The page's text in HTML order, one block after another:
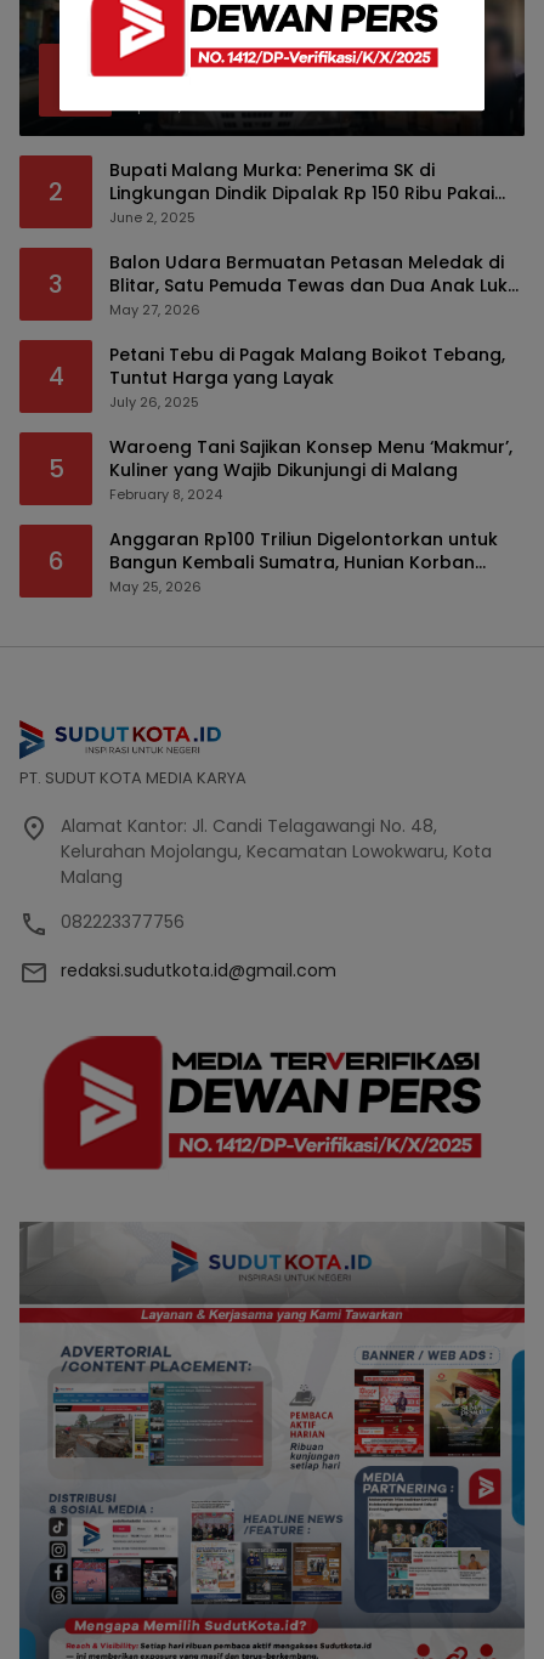
Bea Cukai Malang Sita 172 Ribu Batang
Rokok Ilegal Bermodus Kemasan Sabun
April 22, 2026
2
Bupati Malang Murka: Penerima SK di
Lingkungan Dindik Dipalak Rp 150 Ribu Pakai
Modus Tumpengan, KPK Turut Pantau
June 2, 2025
3
Balon Udara Bermuatan Petasan Meledak di
Blitar, Satu Pemuda Tewas dan Dua Anak Luka
Serius
May 27, 2026
4
Petani Tebu di Pagak Malang Boikot Tebang,
Tuntut Harga yang Layak
July 26, 2025
5
Waroeng Tani Sajikan Konsep Menu ‘Makmur’,
Kuliner yang Wajib Dikunjungi di Malang
February 8, 2024
6
Anggaran Rp100 Triliun Digelontorkan untuk
Bangun Kembali Sumatra, Hunian Korban
Bencana Bakal Difokuskan
May 25, 2026
PT. SUDUT KOTA MEDIA KARYA
Alamat Kantor: Jl. Candi Telagawangi No. 48,
Kelurahan Mojolangu, Kecamatan Lowokwaru, Kota
Malang
082223377756
redaksi.sudutkota.id@gmail.com